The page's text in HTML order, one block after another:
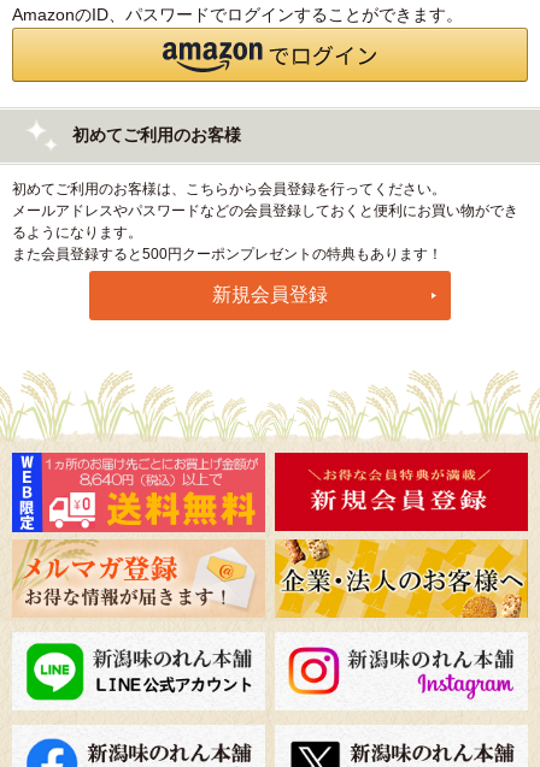
AmazonのID、パスワードでログインすることができます。
初めてご利用のお客様
初めてご利用のお客様は、こちらから会員登録を行ってください。
メールアドレスやパスワードなどの会員登録しておくと便利にお買い物ができ
るようになります。
また会員登録すると500円クーポンプレゼントの特典もあります！